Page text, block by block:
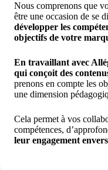
Nous comprenons que
être une occasion de se
développer les
objectifs de votre
En travaillant avec
qui conçoit des
prenons en compte les
une dimension
Cela permet à vos
compétences,
leur engagement